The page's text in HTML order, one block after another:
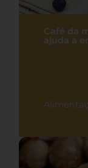
Café da
ajuda a